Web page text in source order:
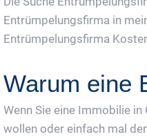
Entrümpelungsfirma in
Entrümpelungsfirma
Warum eine
Wenn Sie eine Immobilie
wollen oder einfach mal